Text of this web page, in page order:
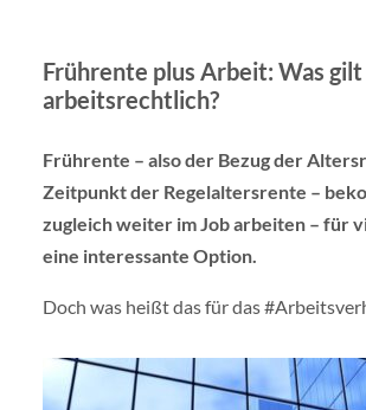
Frührente plus Arbeit: Was gilt
arbeitsrechtlich?
Frührente – also der Bezug der
Zeitpunkt der Regelaltersrente –
zugleich weiter im Job arbeiten – für
eine interessante Option.
Doch was heißt das für das